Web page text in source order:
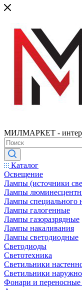
МИЛМАРКЕТ -
Каталог
Освещение
Лампы (источники
Лампы
Лампы специального
Лампы галогенные
Лампы газоразрядные
Лампы накаливания
Лампы светодиодные
Светодиоды
Светотехника
Светильники
Светильники
Фонари и